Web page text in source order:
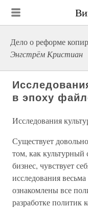
Дело о реформе
Энгстрём Кристиан
в эпоху
Исследования
Существует
том, как культурный
бизнес, чувствует
исследования
ознакомлены все
разработке политик